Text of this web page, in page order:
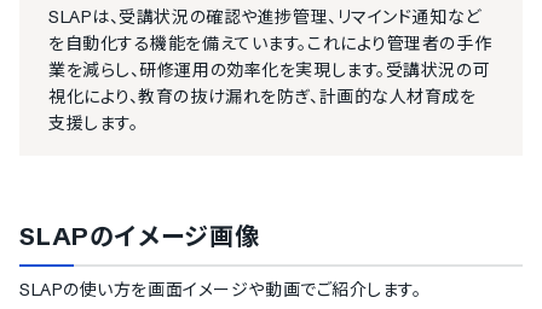
SLAPは、受講状況の確認や進捗管理、リマインド通知など
を自動化する機能を備えています。これにより管理者の手作
業を減らし、研修運用の効率化を実現します。受講状況の可
視化により、教育の抜け漏れを防ぎ、計画的な人材育成を
支援します。
SLAPのイメージ画像
SLAPの使い方を画面イメージや動画でご紹介します。